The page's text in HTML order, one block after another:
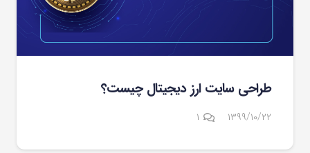
طراحی سایت ارز دیجیتال چیست؟
۱۳۹۹/۱۰/۲۲ ۱دیدگاه